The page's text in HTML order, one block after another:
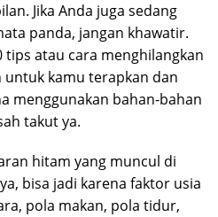
Jika Anda juga sedang
panda, jangan khawatir.
atau cara menghilangkan
kamu terapkan dan
menggunakan bahan-bahan
takut ya.
hitam yang muncul di
bisa jadi karena faktor usia
pola makan, pola tidur,